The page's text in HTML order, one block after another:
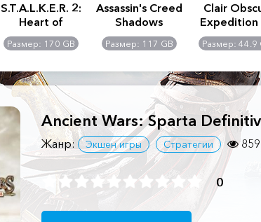
S.T.A.L.K.E.R. 2:
Heart of
Chernobyl -
Ultimate Edition
Размер: 170 GB
Assassin's Creed
Shadows
Размер: 117 GB
Clair
Expedition
Размер: 44.9
Ancient Wars: Sparta
Жанр: Экшен игры Стратегии 859
0